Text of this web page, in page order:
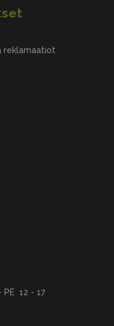
reklamaatiot
PE 12 - 17